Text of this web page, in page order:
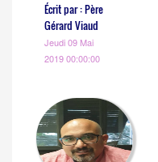
Écrit par : Père
Gérard Viaud
Jeudi 09 Mai
2019 00:00:00